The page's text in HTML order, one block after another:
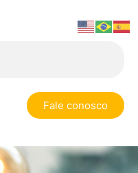
Fale conosco